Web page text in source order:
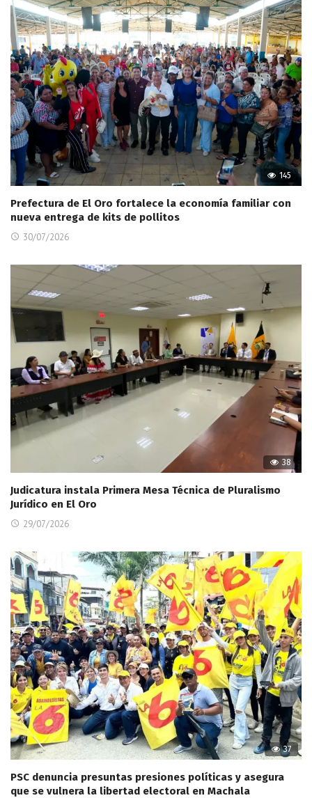
145
Prefectura de El Oro fortalece la economía familiar con
nueva entrega de kits de pollitos
30/07/2026
38
Judicatura instala Primera Mesa Técnica de Pluralismo
Jurídico en El Oro
29/07/2026
37
PSC denuncia presuntas presiones políticas y asegura
que se vulnera la libertad electoral en Machala